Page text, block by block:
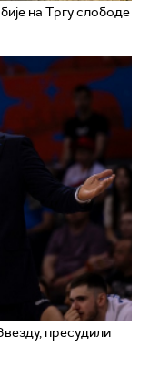
на Тргу слободе
пресудили